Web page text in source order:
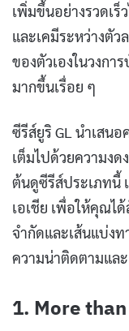
เพิ่มขึ้นอย่างรวดเร็
และเคมีระหว่างตั
ของตัวเองในวงกา
มากขึ้นเรื่อย ๆ
ซีรีส์ยูริ GL นำเสน
เต็มไปด้วยความง
ต้นดูซีรีส์ประเภทนี้
เอเชีย เพื่อให้คุณไ
จำกัดและเส้นแบ่งท
ความน่าติดตามแล
1. More